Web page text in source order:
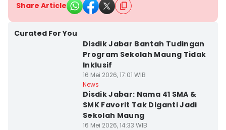
Share Article
Curated For You
Disdik Jabar Bantah Tudingan
Program Sekolah Maung Tidak
Inklusif
16 Mei 2026, 17:01 WIB
News
Disdik Jabar: Nama 41 SMA &
SMK Favorit Tak Diganti Jadi
Sekolah Maung
16 Mei 2026, 14:33 WIB